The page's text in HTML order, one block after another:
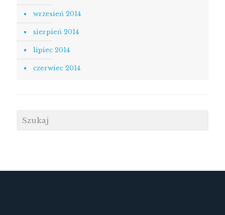
wrzesień 2014
sierpień 2014
lipiec 2014
czerwiec 2014